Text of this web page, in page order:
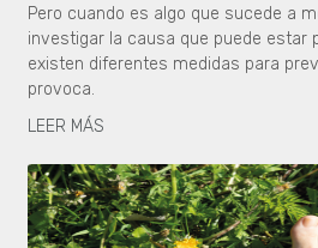
Pero cuando es algo que sucede a
investigar la causa que puede estar
existen diferentes medidas para
provoca.
LEER MÁS